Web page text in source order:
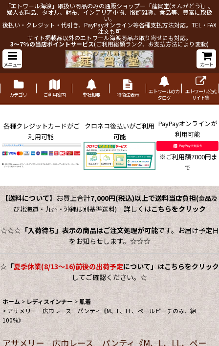
「エトワール海渡」取扱い商品のみの通販ショップー「莚賀堂(えんがどう)」。
婦人衣料品、タオル、財布、インテリア小物、服飾雑貨、食品等、豊富に取扱
い。
後払い・クレジット・代引き、PayPayオンライン等各種支払方法対応。TEL・FAX
注文も可
サイト掲載品以外のエトワール海渡商品お取り寄せにも対応。
3～7%の当店ポイントサービス(ご利用総額ランク、お支払方法により変動)
メニュー カート
カテゴリ ご利用案内 弊社概要 特商法表示
エトワールのカ
タログ
エトワール公式
サイト集
各種クレジットカードがご
利用可能
クロネコ後払いがご利用
可能
PayPayオンラインが
利用可能
※ご利用額7000円ま
で
【送料について】 お買上合計7,000円(税込)以上で送料当店負担(食品及
び北海道・九州・沖縄は別基準送料)詳しくはこちらをクリック
☆☆☆「入荷待ち」表示の商品はご注文処理が可能です。お届け予定日
をお知らせします。☆☆☆
☆ 「夏季休業(8/13～16)前後の出荷予定について」はこちらをクリック
してご確認ください。☆
ホーム > レディスインナー > 肌着
>アサメリー 広巾レース パンティ《M、L、LL、ペールピーチのみ、綿
100%》
アサメリー 広巾レース パンティ《M、L、LL、ペー